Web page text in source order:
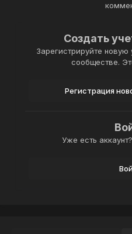
Создать
Зарегистрируйте
сообществе.
Регистрация
Уже есть